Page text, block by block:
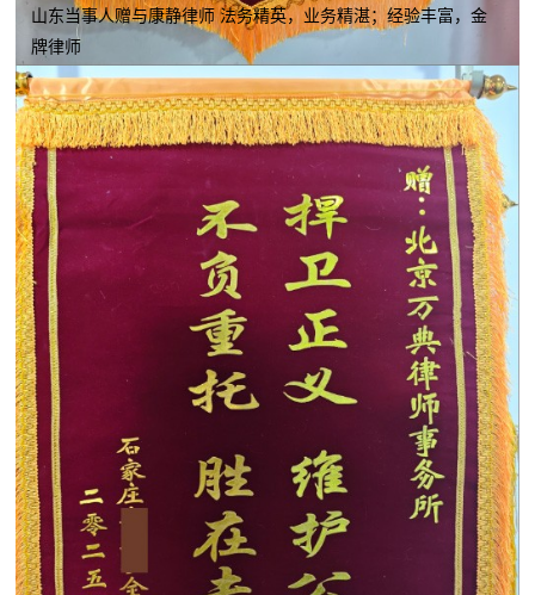
山东当事人赠与康静律师 法务精英，业务精湛；经验丰富，金
牌律师